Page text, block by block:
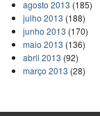
agosto 2013 (185)
julho 2013 (188)
junho 2013 (170)
maio 2013 (136)
abril 2013 (92)
março 2013 (28)